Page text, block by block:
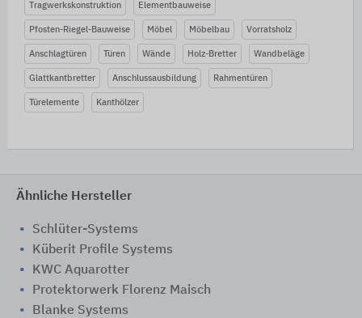
Tragwerkskonstruktion Elementbauweise
Pfosten-Riegel-Bauweise Möbel Möbelbau Vorratsholz
Anschlagtüren Türen Wände Holz-Bretter Wandbeläge
Glattkantbretter Anschlussausbildung Rahmentüren
Türelemente Kanthölzer
Ähnliche Hersteller
Schlüter-Systems
Küberit Profile Systems
KWC Aquarotter
Protektorwerk Florenz Maisch
Blanke Systems